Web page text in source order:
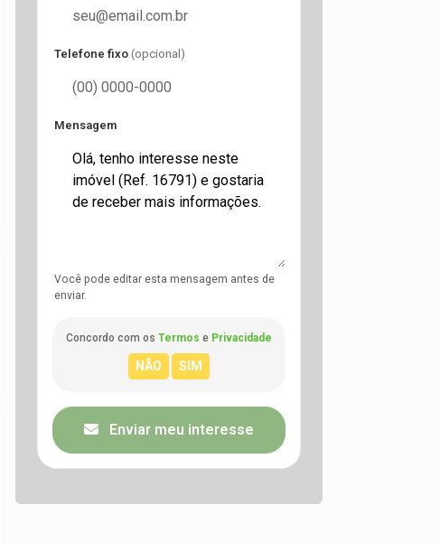
Telefone fixo (opcional)
Mensagem
Você pode editar esta mensagem antes de
enviar.
Concordo com os Termos e Privacidade
Enviar meu interesse